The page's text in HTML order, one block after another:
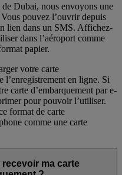
de Dubai, nous envoyons une
pouvez l’ouvrir depuis
lien dans un SMS. Affichez-
dans l’aéroport comme
papier.
votre carte
l’enregistrement en ligne. Si
carte d’embarquement par e-
pour pouvoir l’utiliser.
format de carte
comme une carte
ma carte